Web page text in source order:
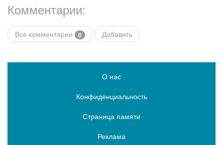
Комментарии:
Все комментарии 0 Добавить
О нас
Конфиденциальность
Страница памяти
Реклама